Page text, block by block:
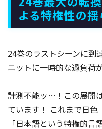
よる特権性の揺
24巻のラストシーンに到
ニットに一時的な過負荷
計測不能ッ…！この展開
ています！ これまで日色
「日本語という特権的